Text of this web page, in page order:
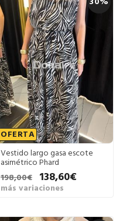
OFERTA
Vestido largo gasa escote
asimétrico Phard
198,00€
138,60€
más variaciones